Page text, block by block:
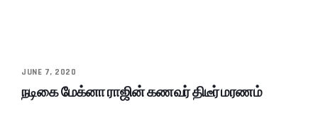
JUNE 7, 2020
நடிகை மேக்னா ராஜின் கணவர் திடீர் மரணம்